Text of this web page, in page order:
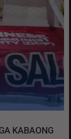
KABAONG